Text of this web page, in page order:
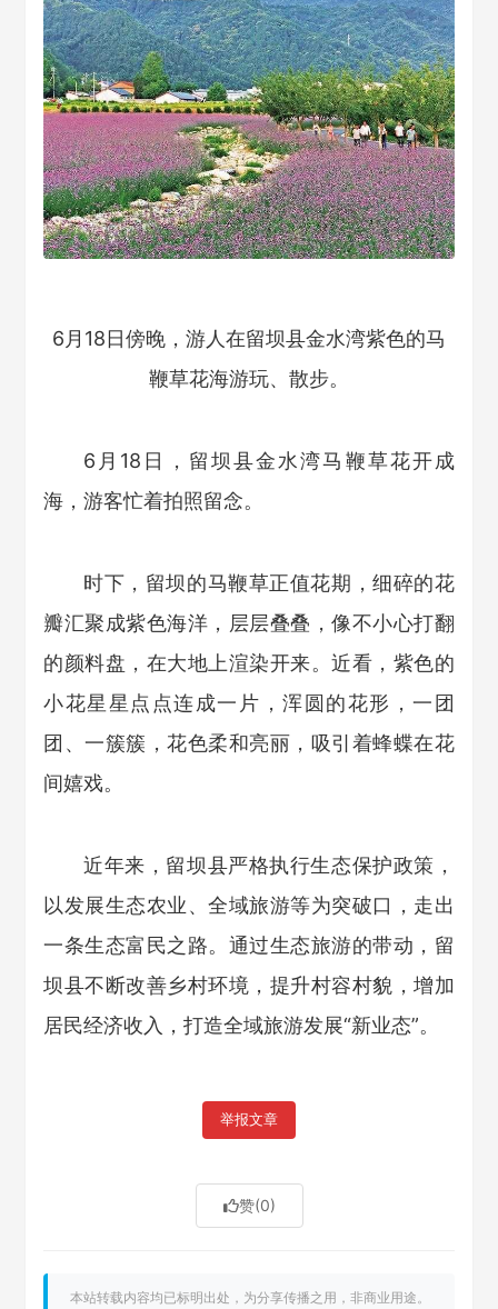
6月18日傍晚，游人在留坝县金水湾紫色的马
鞭草花海游玩、散步。
6月18日，留坝县金水湾马鞭草花开成
海，游客忙着拍照留念。
时下，留坝的马鞭草正值花期，细碎的花
瓣汇聚成紫色海洋，层层叠叠，像不小心打翻
的颜料盘，在大地上渲染开来。近看，紫色的
小花星星点点连成一片，浑圆的花形，一团
团、一簇簇，花色柔和亮丽，吸引着蜂蝶在花
间嬉戏。
近年来，留坝县严格执行生态保护政策，
以发展生态农业、全域旅游等为突破口，走出
一条生态富民之路。通过生态旅游的带动，留
坝县不断改善乡村环境，提升村容村貌，增加
居民经济收入，打造全域旅游发展“新业态”。
举报文章
赞(0)
本站转载内容均已标明出处，为分享传播之用，非商业用途。